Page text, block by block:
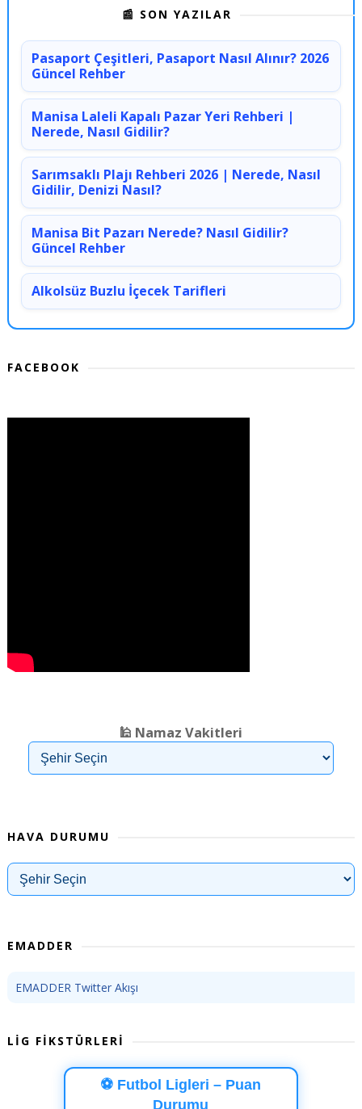
📰 SON YAZILAR
Pasaport Çeşitleri, Pasaport Nasıl Alınır? 2026
Güncel Rehber
Manisa Laleli Kapalı Pazar Yeri Rehberi |
Nerede, Nasıl Gidilir?
Sarımsaklı Plajı Rehberi 2026 | Nerede, Nasıl
Gidilir, Denizi Nasıl?
Manisa Bit Pazarı Nerede? Nasıl Gidilir?
Güncel Rehber
Alkolsüz Buzlu İçecek Tarifleri
FACEBOOK
🕌 Namaz Vakitleri
HAVA DURUMU
EMADDER
EMADDER Twitter Akışı
LİG FİKSTÜRLERİ
⚽ Futbol Ligleri – Puan
Durumu